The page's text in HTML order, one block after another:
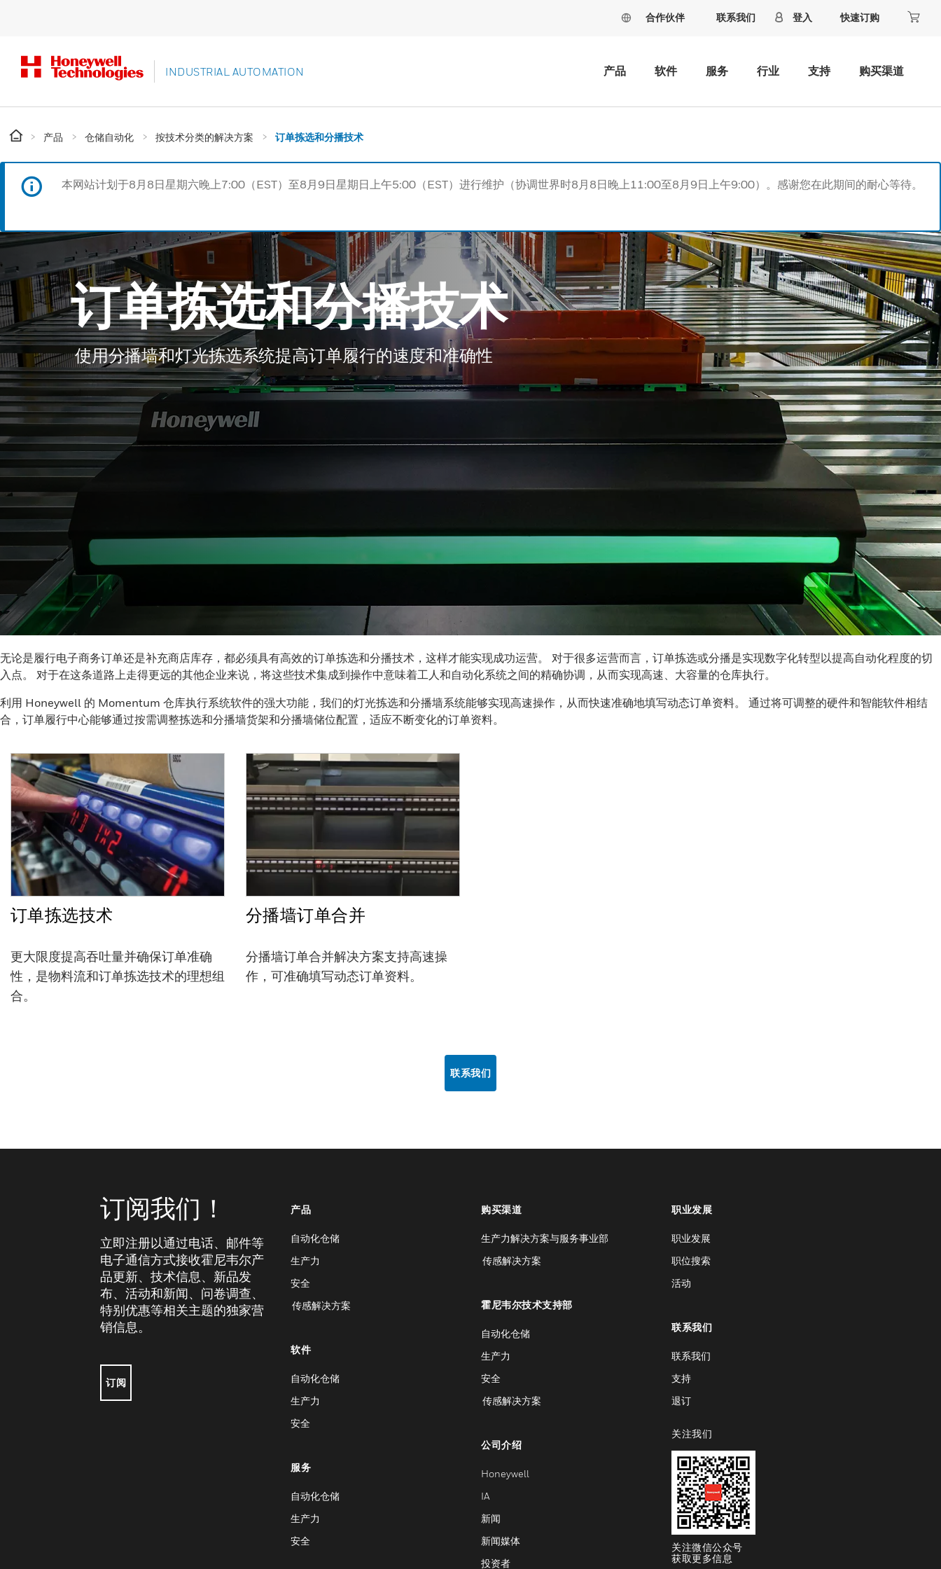
合作伙伴 联系我们 登入 快速订购
INDUSTRIAL AUTOMATION 产品 软件 服务 行业 支持 购买渠道
产品 仓储自动化 按技术分类的解决方案 订单拣选和分播技术
本网站计划于8月8日星期六晚上7:00（EST）至8月9日星期日上午5:00（EST）进行维护（协调世界时8月8日晚上11:00至8月9日上午9:00）。感谢您在此期间的耐心等待。
订单拣选和分播技术
使用分播墙和灯光拣选系统提高订单履行的速度和准确性
无论是履行电子商务订单还是补充商店库存，都必须具有高效的订单拣选和分播技术，这样才能实现成功运营。 对于很多运营而言，订单拣选或分播是实现数字化转型以提高自动化程度的切
入点。 对于在这条道路上走得更远的其他企业来说，将这些技术集成到操作中意味着工人和自动化系统之间的精确协调，从而实现高速、大容量的仓库执行。
利用 Honeywell 的 Momentum 仓库执行系统软件的强大功能，我们的灯光拣选和分播墙系统能够实现高速操作，从而快速准确地填写动态订单资料。 通过将可调整的硬件和智能软件相结
合，订单履行中心能够通过按需调整拣选和分播墙货架和分播墙储位配置，适应不断变化的订单资料。
订单拣选技术
更大限度提高吞吐量并确保订单准确
性，是物料流和订单拣选技术的理想组
合。
分播墙订单合并
分播墙订单合并解决方案支持高速操
作，可准确填写动态订单资料。
联系我们
订阅我们！
立即注册以通过电话、邮件等
电子通信方式接收霍尼韦尔产
品更新、技术信息、新品发
布、活动和新闻、问卷调查、
特别优惠等相关主题的独家营
销信息。
订阅
产品
自动化仓储
生产力
安全
传感解决方案
软件
自动化仓储
生产力
安全
服务
自动化仓储
生产力
安全
购买渠道
生产力解决方案与服务事业部
传感解决方案
霍尼韦尔技术支持部
自动化仓储
生产力
安全
传感解决方案
公司介绍
Honeywell
IA
新闻
新闻媒体
投资者
职业发展
职业发展
职位搜索
活动
联系我们
联系我们
支持
退订
关注我们
关注微信公众号
获取更多信息